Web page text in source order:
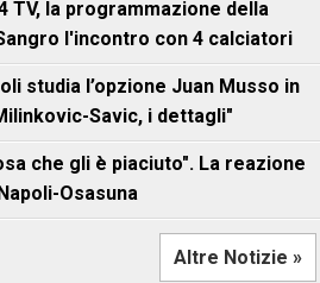
TV, la programmazione della
l'incontro con 4 calciatori
studia l’opzione Juan Musso in
Savic, i dettagli"
che gli è piaciuto". La reazione
Osasuna
Altre Notizie »